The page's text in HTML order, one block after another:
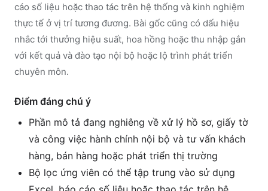
cáo số liệu hoặc thao tác trên hệ thống và kinh nghiệm
thực tế ở vị trí tương đương. Bài gốc cũng có dấu hiệu
nhắc tới thưởng hiệu suất, hoa hồng hoặc thu nhập gắn
với kết quả và đào tạo nội bộ hoặc lộ trình phát triển
chuyên môn.
Điểm đáng chú ý
Phần mô tả đang nghiêng về xử lý hồ sơ, giấy tờ
và công việc hành chính nội bộ và tư vấn khách
hàng, bán hàng hoặc phát triển thị trường
Bộ lọc ứng viên có thể tập trung vào sử dụng